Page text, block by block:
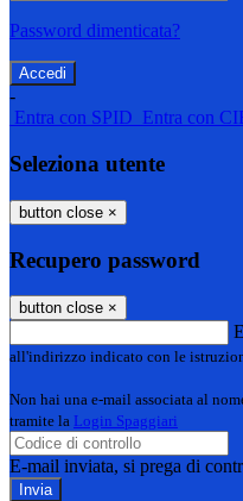
Password dimenticata?
-
Entra con SPID Entra con
Seleziona utente
button close ×
Recupero password
button close ×
all'indirizzo indicato con le
Non hai una e-mail associata al
tramite la Login Spaggiari
E-mail inviata, si prega di